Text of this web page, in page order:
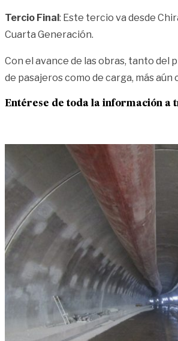
Tercio Final : Este tercio va desde
Cuarta Generación.
Con el avance de las obras, tanto
de pasajeros como de carga, más
Entérese de toda la información a